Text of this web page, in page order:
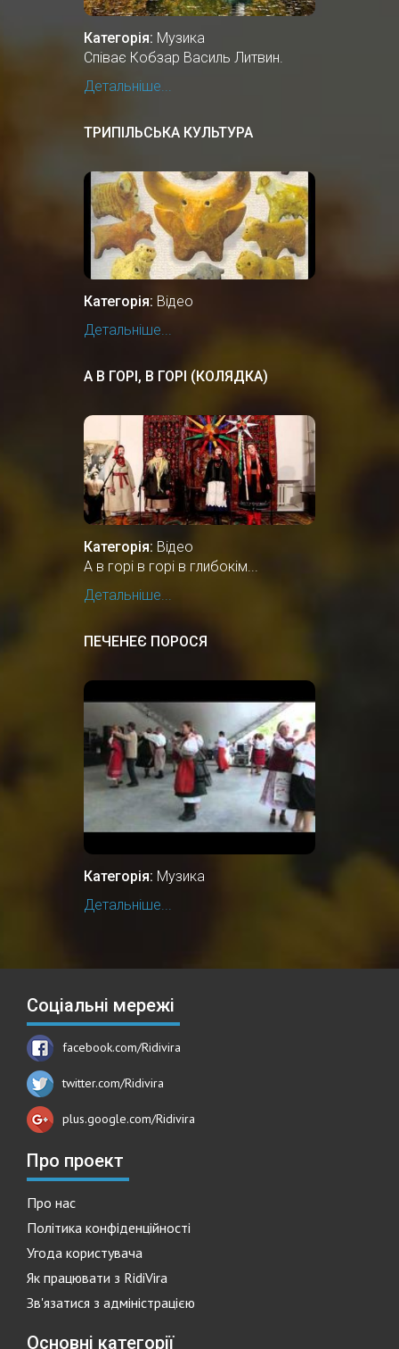
Категорія: Музика
Співає Кобзар Василь Литвин.
Детальніше...
ТРИПІЛЬСЬКА КУЛЬТУРА
Категорія: Відео
Детальніше...
А В ГОРІ, В ГОРІ (КОЛЯДКА)
Категорія: Відео
А в горі в горі в глибокім...
Детальніше...
ПЕЧЕНЕЄ ПОРОСЯ
Категорія: Музика
Детальніше...
Соціальні мережі
facebook.com/Ridivira
twitter.com/Ridivira
plus.google.com/Ridivira
Про проект
Про нас
Політика конфіденційності
Угода користувача
Як працювати з RidiVira
Зв'язатися з адміністрацією
Основні категорії